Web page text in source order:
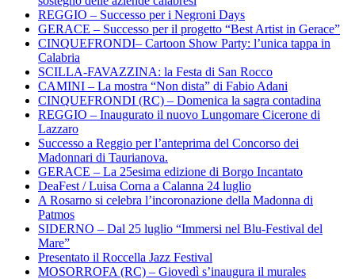
REGGIO – Successo per i Negroni Days
GERACE – Successo per il progetto “Best Artist in Gerace”
CINQUEFRONDI– Cartoon Show Party: l’unica tappa in
Calabria
SCILLA-FAVAZZINA: la Festa di San Rocco
CAMINI – La mostra “Non dista” di Fabio Adani
CINQUEFRONDI (RC) – Domenica la sagra contadina
REGGIO – Inaugurato il nuovo Lungomare Cicerone di
Lazzaro
Successo a Reggio per l’anteprima del Concorso dei
Madonnari di Taurianova.
GERACE – La 25esima edizione di Borgo Incantato
DeaFest / Luisa Corna a Calanna 24 luglio
A Rosarno si celebra l’incoronazione della Madonna di
Patmos
SIDERNO – Dal 25 luglio “Immersi nel Blu-Festival del
Mare”
Presentato il Roccella Jazz Festival
MOSORROFA (RC) – Giovedì s’inaugura il murales